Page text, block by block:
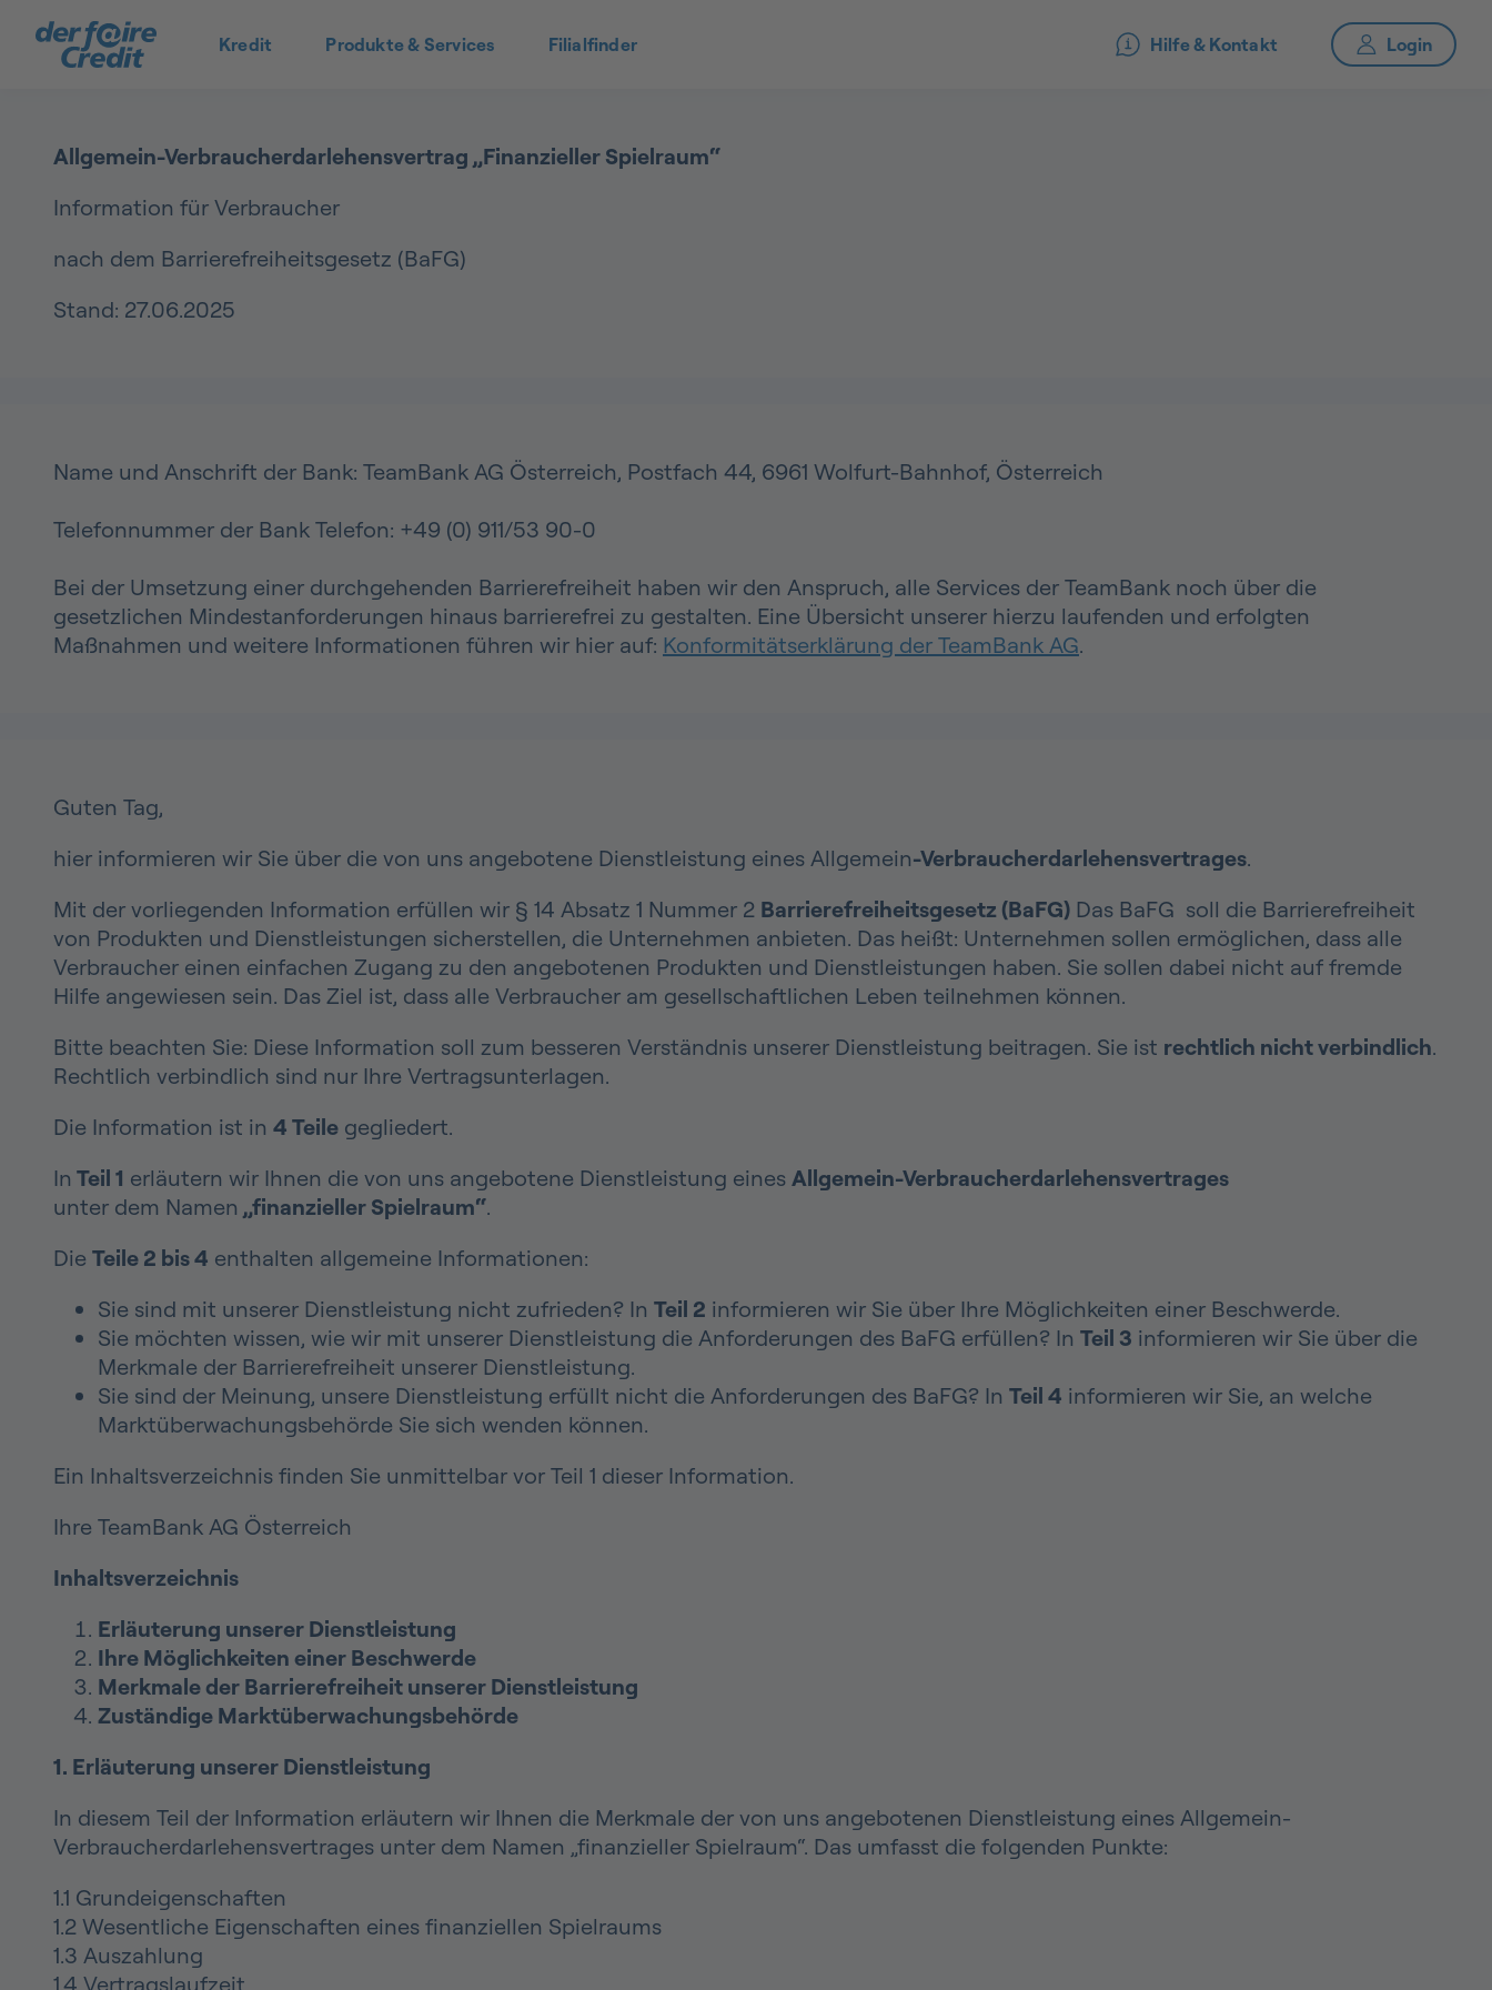
Kredit Produkte & Services Filialfinder Hilfe & Kontakt
Allgemein-Verbraucherdarlehensvertrag „Finanzieller Spielraum“
Information für Verbraucher
nach dem Barrierefreiheitsgesetz (BaFG)
Stand: 27.06.2025
Name und Anschrift der Bank: TeamBank AG Österreich, Postfach 44, 6961 Wolfurt-Bahnhof, Österreich
Telefonnummer der Bank Telefon: +49 (0) 911/53 90-0
Bei der Umsetzung einer durchgehenden Barrierefreiheit haben wir den Anspruch, alle Services der TeamBank noch über die
gesetzlichen Mindestanforderungen hinaus barrierefrei zu gestalten. Eine Übersicht unserer hierzu laufenden und erfolgten
Maßnahmen und weitere Informationen führen wir hier auf: Konformitätserklärung der TeamBank AG.
Guten Tag,
hier informieren wir Sie über die von uns angebotene Dienstleistung eines Allgemein-Verbraucherdarlehensvertrages.
Mit der vorliegenden Information erfüllen wir § 14 Absatz 1 Nummer 2 Barrierefreiheitsgesetz (BaFG) Das BaFG soll die Barrierefreiheit
von Produkten und Dienstleistungen sicherstellen, die Unternehmen anbieten. Das heißt: Unternehmen sollen ermöglichen, dass alle
Verbraucher einen einfachen Zugang zu den angebotenen Produkten und Dienstleistungen haben. Sie sollen dabei nicht auf fremde
Hilfe angewiesen sein. Das Ziel ist, dass alle Verbraucher am gesellschaftlichen Leben teilnehmen können.
Bitte beachten Sie: Diese Information soll zum besseren Verständnis unserer Dienstleistung beitragen. Sie ist rechtlich nicht verbindlich.
Rechtlich verbindlich sind nur Ihre Vertragsunterlagen.
Die Information ist in 4 Teile gegliedert.
In Teil 1 erläutern wir Ihnen die von uns angebotene Dienstleistung eines Allgemein-Verbraucherdarlehensvertrages
unter dem Namen „finanzieller Spielraum“.
Die Teile 2 bis 4 enthalten allgemeine Informationen:
Sie sind mit unserer Dienstleistung nicht zufrieden? In Teil 2 informieren wir Sie über Ihre Möglichkeiten einer Beschwerde.
Sie möchten wissen, wie wir mit unserer Dienstleistung die Anforderungen des BaFG erfüllen? In Teil 3 informieren wir Sie über die
Merkmale der Barrierefreiheit unserer Dienstleistung.
Sie sind der Meinung, unsere Dienstleistung erfüllt nicht die Anforderungen des BaFG? In Teil 4 informieren wir Sie, an welche
Marktüberwachungsbehörde Sie sich wenden können.
Ein Inhaltsverzeichnis finden Sie unmittelbar vor Teil 1 dieser Information.
Ihre TeamBank AG Österreich
Inhaltsverzeichnis
Erläuterung unserer Dienstleistung
Ihre Möglichkeiten einer Beschwerde
Merkmale der Barrierefreiheit unserer Dienstleistung
Zuständige Marktüberwachungsbehörde
1. Erläuterung unserer Dienstleistung
In diesem Teil der Information erläutern wir Ihnen die Merkmale der von uns angebotenen Dienstleistung eines Allgemein-
Verbraucherdarlehensvertrages unter dem Namen „finanzieller Spielraum“. Das umfasst die folgenden Punkte:
1.1 Grundeigenschaften
1.2 Wesentliche Eigenschaften eines finanziellen Spielraums
1.3 Auszahlung
1.4 Vertragslaufzeit